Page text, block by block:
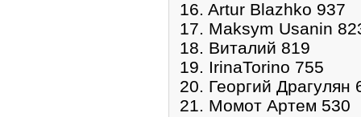
16. Artur Blazhko 937
17. Maksym Usanin
18. Виталий 819
19. IrinaTorino 755
20. Георгий Драгулян
21. Момот Артем 530